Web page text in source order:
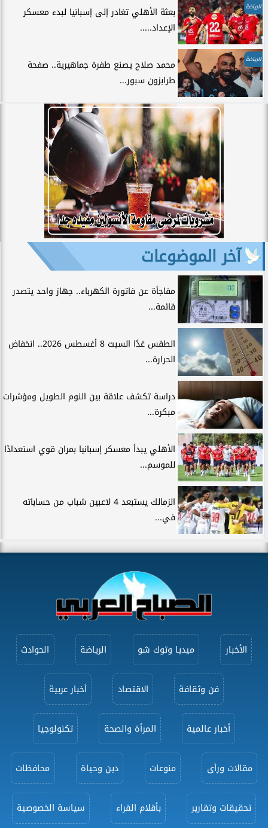
الرياضة
بعثة الأهلي تغادر إلى إسبانيا لبدء معسكر
الإعداد.....
الرياضة
محمد صلاح يصنع طفرة جماهيرية.. صفحة
طرابزون سبور...
آخر الموضوعات
مفاجأة عن فاتورة الكهرباء.. جهاز واحد يتصدر
قائمة...
الطقس غدًا السبت 8 أغسطس 2026.. انخفاض
الحرارة...
دراسة تكشف علاقة بين النوم الطويل ومؤشرات
مبكرة...
الأهلي يبدأ معسكر إسبانيا بمران قوي استعدادًا
للموسم...
الزمالك يستبعد 4 لاعبين شباب من حساباته
في...
الأخبار ميديا وتوك شو الرياضة الحوادث
فن وثقافة الاقتصاد أخبار عربية
أخبار عالمية المرأة والصحة تكنولوجيا
مقالات ورأى منوعات دين وحياة محافظات
تحقيقات وتقارير بأقلام القراء سياسة الخصوصية